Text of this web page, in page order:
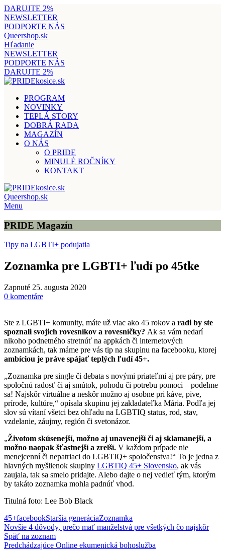
DARUJTE 2%
NEWSLETTER
PODPORTE NÁS
Queershop.sk
Hľadanie
NEWSLETTER
PODPORTE NÁS
DARUJTE 2%
PROGRAM
NOVINKY
TEPLÁ STORY
DOBRÁ RADA
MAGAZÍN
O NÁS
O PRIDE
MINULÉ ROČNÍKY
KONTAKT
Queershop.sk
Menu
PRIDE Magazín
Tipy na LGBTI+ podujatia
Zoznamka pre LGBTI+ ľudí po 45tke
Zapnuté 25. augusta 2020
0 komentáre
Ste z LGBTI+ komunity, máte už viac ako 45 rokov a radi by ste
spoznali svojich rovesníkov a rovesníčky? Ak sa vám nedarí
nikoho podnetného stretnúť na appkách či internetových
zoznamkách, tak máme pre vás tip na skupinu na facebooku, ktorej
ambíciou je práve spájať teplých ľudí 45+.
„Zoznamka pre single či debata s novými priateľmi aj pre páry, pre
spoločnú radosť či aj smútok, pohodu či potrebu pomoci – podelme
sa! Najskôr virtuálne a neskôr možno aj osobne pri káve, pive,
prírode, kultúre,“ opísala skupinu jej zakladateľka Mária. Podľa jej
slov sú vítaní všetci bez ohľadu na LGBTIQ status, rod, stav,
vzdelanie, záujmy, región či svetonázor.
„Životom skúsenejší, možno aj unavenejší či aj sklamanejší, a
možno naopak šťastnejší a zrelší. V každom prípade nie
menejcenní či nepatriaci do LGBTIQ+ spoločenstva!“ To je jedna z
hlavných myšlienok skupiny LGBTIQ 45+ Slovensko, ak vás
zaujala, tak sa smelo pridajte. Alebo dajte o nej vedieť tým, ktorým
by takáto zoznamka mohla padnúť vhod.
Titulná foto: Lee Bob Black
45+facebookStaršia generáciaZoznamka
Novšie 4 dôvody, prečo mať manželstvá pre všetkých čo najskôr
Späť na zoznam
Predchádzajúce Online ekumenická bohoslužba